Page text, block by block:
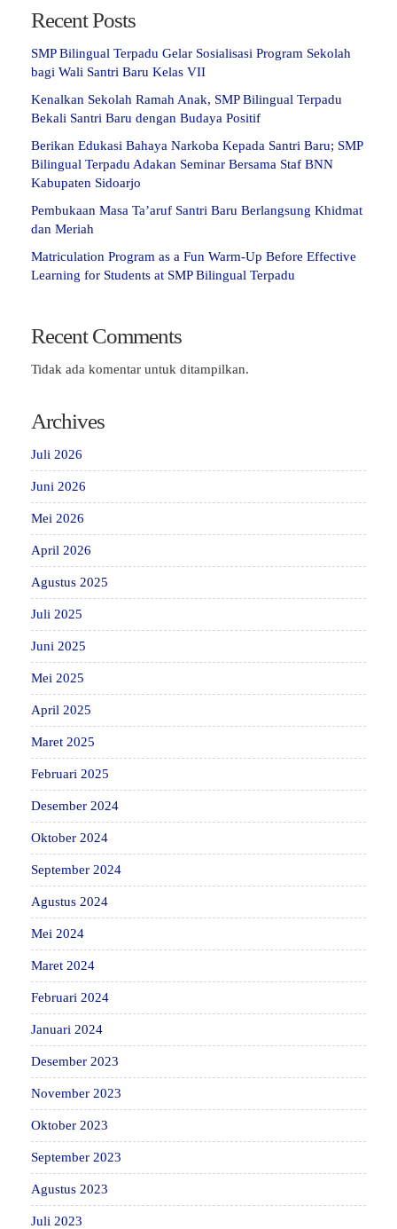
Recent Posts
SMP Bilingual Terpadu Gelar Sosialisasi Program Sekolah
bagi Wali Santri Baru Kelas VII
Kenalkan Sekolah Ramah Anak, SMP Bilingual Terpadu
Bekali Santri Baru dengan Budaya Positif
Berikan Edukasi Bahaya Narkoba Kepada Santri Baru; SMP
Bilingual Terpadu Adakan Seminar Bersama Staf BNN
Kabupaten Sidoarjo
Pembukaan Masa Ta’aruf Santri Baru Berlangsung Khidmat
dan Meriah
Matriculation Program as a Fun Warm-Up Before Effective
Learning for Students at SMP Bilingual Terpadu
Recent Comments
Tidak ada komentar untuk ditampilkan.
Archives
Juli 2026
Juni 2026
Mei 2026
April 2026
Agustus 2025
Juli 2025
Juni 2025
Mei 2025
April 2025
Maret 2025
Februari 2025
Desember 2024
Oktober 2024
September 2024
Agustus 2024
Mei 2024
Maret 2024
Februari 2024
Januari 2024
Desember 2023
November 2023
Oktober 2023
September 2023
Agustus 2023
Juli 2023